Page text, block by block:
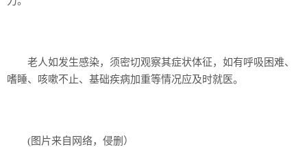
老人如发生感染，须密切观察其症状体征，如有呼吸困难、
嗜睡、咳嗽不止、基础疾病加重等情况应及时就医。
(图片来自网络，侵删）